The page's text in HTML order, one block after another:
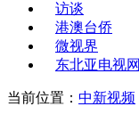
访谈
港澳台侨
微视界
东北亚电视网
当前位置： 中新视频